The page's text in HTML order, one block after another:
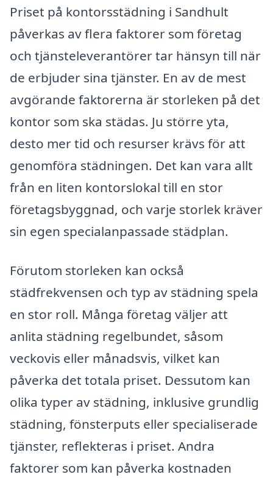
Priset på kontorsstädning i Sandhult
påverkas av flera faktorer som företag
och tjänsteleverantörer tar hänsyn till när
de erbjuder sina tjänster. En av de mest
avgörande faktorerna är storleken på det
kontor som ska städas. Ju större yta,
desto mer tid och resurser krävs för att
genomföra städningen. Det kan vara allt
från en liten kontorslokal till en stor
företagsbyggnad, och varje storlek kräver
sin egen specialanpassade städplan.
Förutom storleken kan också
städfrekvensen och typ av städning spela
en stor roll. Många företag väljer att
anlita städning regelbundet, såsom
veckovis eller månadsvis, vilket kan
påverka det totala priset. Dessutom kan
olika typer av städning, inklusive grundlig
städning, fönsterputs eller specialiserade
tjänster, reflekteras i priset. Andra
faktorer som kan påverka kostnaden